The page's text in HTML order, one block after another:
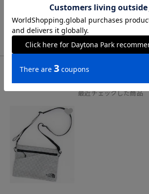
VIEW ALL
CHECK LIST
最近チェックした商品